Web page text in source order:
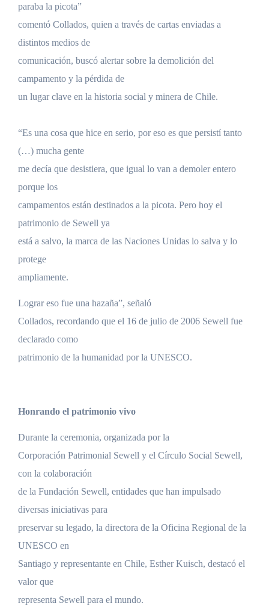
paraba la picota”
comentó Collados, quien a través de cartas enviadas a
distintos medios de
comunicación, buscó alertar sobre la demolición del
campamento y la pérdida de
un lugar clave en la historia social y minera de Chile.
“Es una cosa que hice en serio, por eso es que persistí tanto
(…) mucha gente
me decía que desistiera, que igual lo van a demoler entero
porque los
campamentos están destinados a la picota. Pero hoy el
patrimonio de Sewell ya
está a salvo, la marca de las Naciones Unidas lo salva y lo
protege
ampliamente.
Lograr eso fue una hazaña”, señaló
Collados, recordando que el 16 de julio de 2006 Sewell fue
declarado como
patrimonio de la humanidad por la UNESCO.
Honrando el patrimonio vivo
Durante la ceremonia, organizada por la
Corporación Patrimonial Sewell y el Círculo Social Sewell,
con la colaboración
de la Fundación Sewell, entidades que han impulsado
diversas iniciativas para
preservar su legado, la directora de la Oficina Regional de la
UNESCO en
Santiago y representante en Chile, Esther Kuisch, destacó el
valor que
representa Sewell para el mundo.